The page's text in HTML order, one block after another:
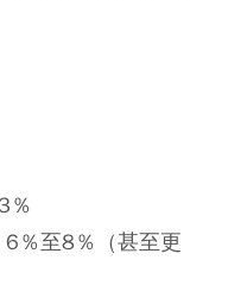
％
％至8％（甚至更